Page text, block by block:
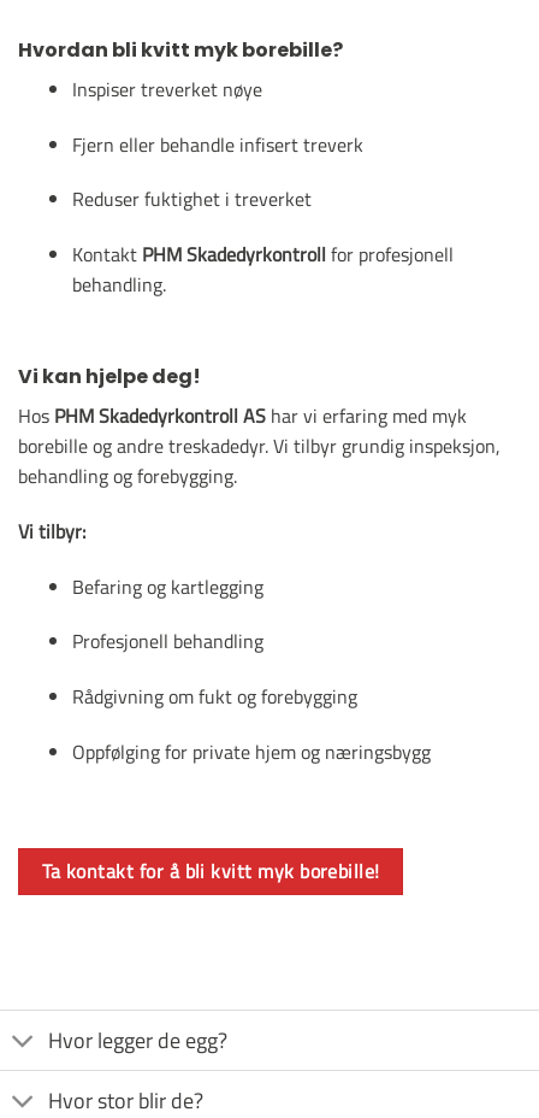
Hvordan bli kvitt myk borebille?
Inspiser treverket nøye
Fjern eller behandle infisert treverk
Reduser fuktighet i treverket
Kontakt PHM Skadedyrkontroll for profesjonell
behandling.
Vi kan hjelpe deg!
Hos PHM Skadedyrkontroll AS har vi erfaring med myk
borebille og andre treskadedyr. Vi tilbyr grundig inspeksjon,
behandling og forebygging.
Vi tilbyr:
Befaring og kartlegging
Profesjonell behandling
Rådgivning om fukt og forebygging
Oppfølging for private hjem og næringsbygg
Ta kontakt for å bli kvitt myk borebille!
Hvor legger de egg?
Hvor stor blir de?